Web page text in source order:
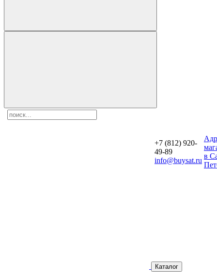
+7 (812) 920-
49-89
info@buysat.ru
в
Каталог